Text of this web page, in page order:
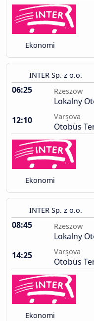
Ekonomi
INTER Sp. z o.o.
06:25 Rzeszow
Lokalny
12:10
Varşova
Otobüs
Ekonomi
INTER Sp. z o.o.
08:45 Rzeszow
Lokalny
14:25
Varşova
Otobüs
Ekonomi